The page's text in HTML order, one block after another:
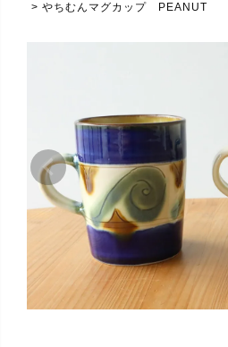
やちむんマグカップ PEANUT